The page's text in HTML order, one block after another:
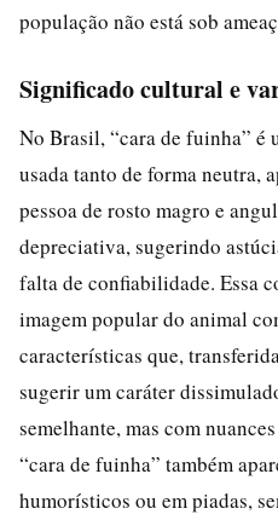
população não está sob
Significado cultural e
No Brasil, “cara de fuinha” é
usada tanto de forma neutra,
pessoa de rosto magro e
depreciativa, sugerindo
falta de confiabilidade. Essa
imagem popular do animal
características que,
sugerir um caráter
semelhante, mas com
“cara de fuinha” também
humorísticos ou em piadas,